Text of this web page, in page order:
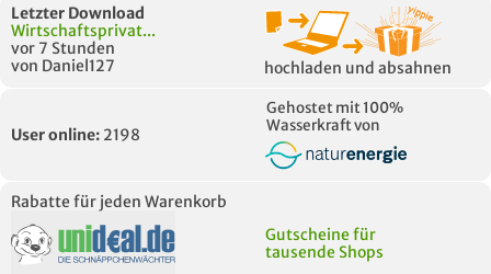
Letzter Download
Wirtschaftsprivat...
vor 7 Stunden
von Daniel127
hochladen und absahnen
User online: 2198
Gehostet mit 100%
Wasserkraft von
Rabatte für jeden Warenkorb
Gutscheine für
tausende Shops